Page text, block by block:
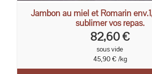
Jambon au miel et Romarin
sublimer vos repas.
82,60 €
sous vide
45,90 € /kg